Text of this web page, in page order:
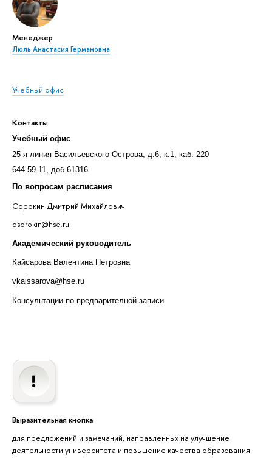
Менеджер
Люль Анастасия Германовна
Учебный офис
Контакты
Учебный офис
25-я линия Васильевского Острова, д.6, к.1, каб. 220
644-59-11, доб.61316
По вопросам расписания
Сорокин Дмитрий Михайлович
dsorokin@hse.ru
Академический руководитель
Кайсарова Валентина Петровна
vkaissarova@hse.ru
Консультации по предварителной записи
Выразительная кнопка
для предложений и замечаний, направленных на улучшение
деятельности университета и повышение качества образования